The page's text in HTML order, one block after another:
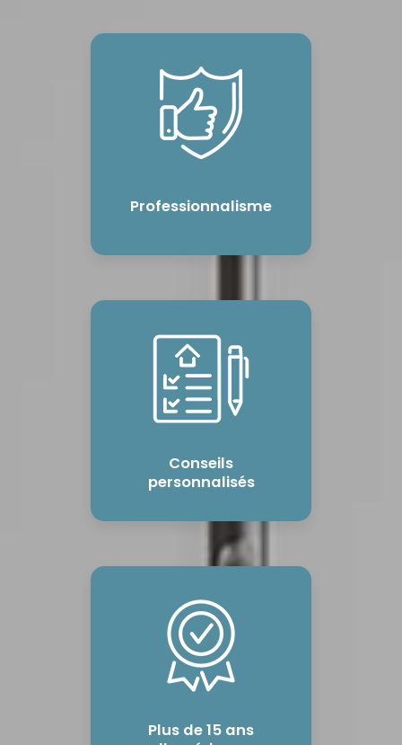
Professionnalisme
Conseils
personnalisés
Plus de 15 ans